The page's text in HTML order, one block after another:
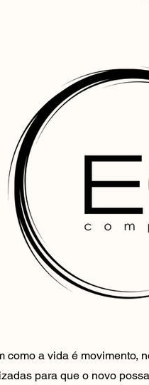
como a vida é movimento,
para que o novo